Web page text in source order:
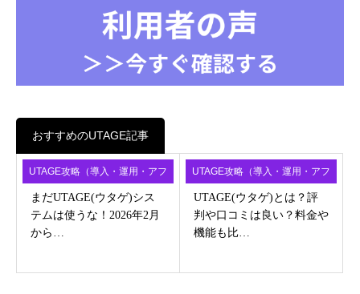
おすすめのUTAGE記事
UTAGE攻略（導入・運用・アフ
ィ）
まだUTAGE(ウタゲ)シス
テムは使うな！2026年2月
から…
UTAGE攻略（導入・運用・アフ
ィ）
UTAGE(ウタゲ)とは？評
判や口コミは良い？料金や
機能も比…